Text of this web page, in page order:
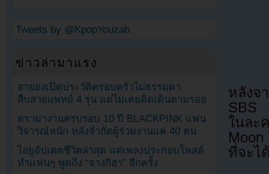
หลังจ
SBS
ในละ
ที่จะไ
Tweets by @KpopYouzab
ข่าวล่ามาแรง
ฮายองเปิดประวัติครอบครัวไม่ธรรมดา
สืบสายแพทย์ 4 รุ่น แต่ไม่เคยคิดเดินตามรอย
ดราม่างานครบรอบ 10 ปี BLACKPINK แฟน
วิจารณ์หนัก หลังจำกัดผู้ร่วมงานแค่ 40 คน
ไอยูอัปเดตชีวิตล่าสุด แต่เพลงประกอบโพสต์
ทำแฟนๆ พูดถึง “จางกีฮา” อีกครั้ง